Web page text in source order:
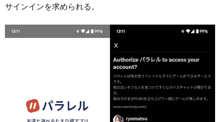
サインインを求められる。